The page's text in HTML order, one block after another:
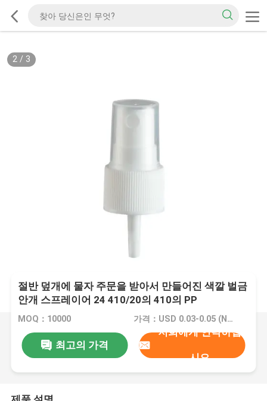
2/ 3
절반 덮개에 물자 주문을 받아서 만들어진 색깔 벌금
안개 스프레이어 24 410/20의 410의 PP
MOQ：10000 가격：USD 0.03-0.05 (Negotionable)
최고의 가격
저희에게 연락하십
시오